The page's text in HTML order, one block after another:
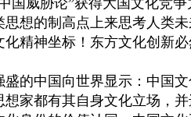
国威胁论”获得大国文化竞争
想的制高点上来思考人类
精神坐标！东方文化创新
的中国向世界显示：中国文
家都有其自身文化立场，